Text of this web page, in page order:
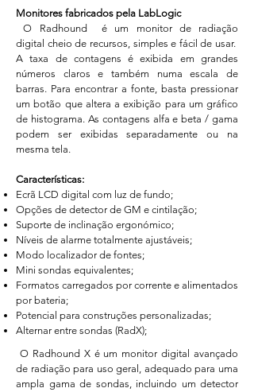
Monitores fabricados pela LabLogic
O Radhound é um monitor de radiação
digital cheio de recursos, simples e fácil de usar.
A taxa de contagens é exibida em grandes
números claros e também numa escala de
barras. Para encontrar a fonte, basta pressionar
um botão que altera a exibição para um gráfico
de histograma. As contagens alfa e beta / gama
podem ser exibidas separadamente ou na
mesma tela.
Características:
Ecrã LCD digital com luz de fundo;
Opções de detector de GM e cintilação;
Suporte de inclinação ergonómico;
Níveis de alarme totalmente ajustáveis;
Modo localizador de fontes;
Mini sondas equivalentes;
Formatos carregados por corrente e alimentados
por bateria;
Potencial para construções personalizadas;
Alternar entre sondas (RadX);​
O Radhound X é um monitor digital avançado
de radiação para uso geral, adequado para uma
ampla gama de sondas, incluindo um detector